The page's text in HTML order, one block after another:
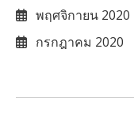
พฤศจิกายน 2020
กรกฎาคม 2020